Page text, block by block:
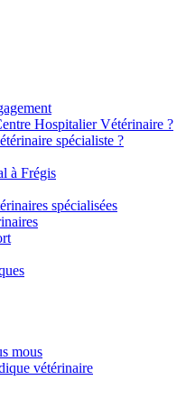
Hospitalier Vétérinaire ?
spécialiste ?
à Frégis
spécialisées
mous
vétérinaire